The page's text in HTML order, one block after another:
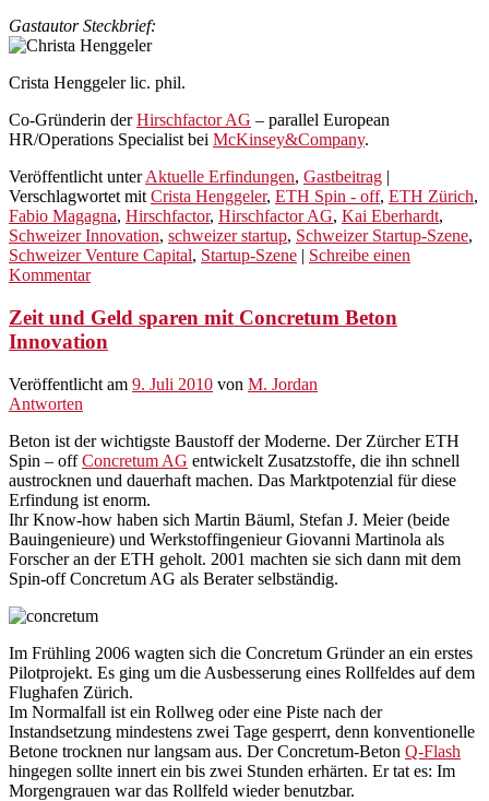
Gastautor Steckbrief:
Crista Henggeler lic. phil.
Co-Gründerin derHirschfactor AG – parallel European
HR/Operations Specialist bei McKinsey&Company.
Veröffentlicht unter Aktuelle Erfindungen, Gastbeitrag |
Verschlagwortet mit Crista Henggeler, ETH Spin - off, ETH Zürich,
Fabio Magagna, Hirschfactor, Hirschfactor AG, Kai Eberhardt,
Schweizer Innovation, schweizer startup, Schweizer Startup-Szene,
Schweizer Venture Capital, Startup-Szene | Schreibe einen
Kommentar
Zeit und Geld sparen mit Concretum Beton
Innovation
Veröffentlicht am 9. Juli 2010 von M. Jordan
Antworten
Beton ist der wichtigste Baustoff der Moderne. Der Zürcher ETH
Spin – offConcretum AG entwickelt Zusatzstoffe, die ihn schnell
austrocknen und dauerhaft machen. Das Marktpotenzial für diese
Erfindung ist enorm.
Ihr Know-how haben sich Martin Bäuml, Stefan J. Meier (beide
Bauingenieure) und Werkstoffingenieur Giovanni Martinola als
Forscher an der ETH geholt. 2001 machten sie sich dann mit dem
Spin-off Concretum AG als Berater selbständig.
Im Frühling 2006 wagten sich die Concretum Gründer an ein erstes
Pilotprojekt. Es ging um die Ausbesserung eines Rollfeldes auf dem
Flughafen Zürich.
Im Normalfall ist ein Rollweg oder eine Piste nach der
Instandsetzung mindestens zwei Tage gesperrt, denn konventionelle
Betone trocknen nur langsam aus. Der Concretum-Beton Q-Flash
hingegen sollte innert ein bis zwei Stunden erhärten. Er tat es: Im
Morgengrauen war das Rollfeld wieder benutzbar.